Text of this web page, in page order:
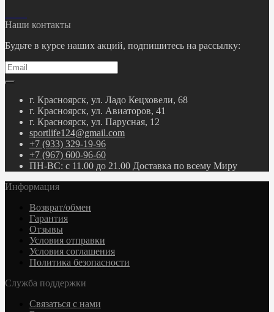
Наши контакты
Будьте в курсе наших акций, подпишитесь на рассылку:
г. Красноярск, ул. Ладо Кецховели, 68
г. Красноярск, ул. Авиаторов, 41
г. Красноярск, ул. Парусная, 12
sportlife124@gmail.com
+7 (933) 329-19-96
+7 (967) 600-96-60
ПН-ВС: с 11.00 до 21.00 Доставка по всему Миру
Информация
Возврат/обмен
Гарантия
Отзывы
Условия отправки
Условия соглашения
Политика безопасности
Служба поддержки
Связаться с нами